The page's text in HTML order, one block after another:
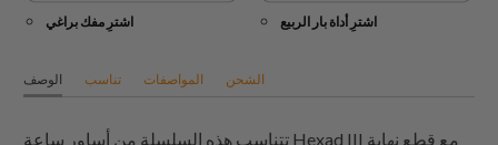
اشترِ مفك براغي اشترِ أداة بار الربيع
الوصف تناسب المواصفات الشحن
تتناسب هذه السلسلة من أساور ساعة Hexad III مع قطع نهاية